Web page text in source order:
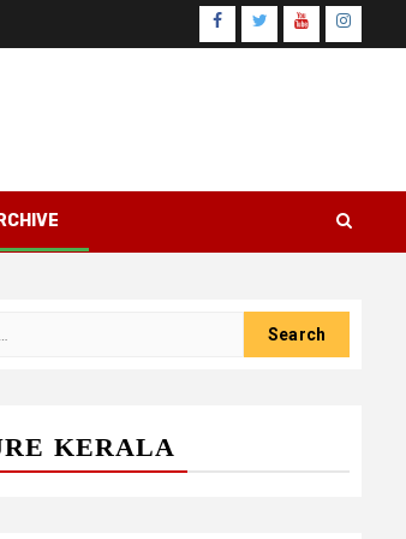
Facebook
TwitterYoutube
KERALA